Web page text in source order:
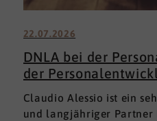
22.07.2026
DNLA bei der
der
Claudio Alessio ist ein
und langjähriger Partner